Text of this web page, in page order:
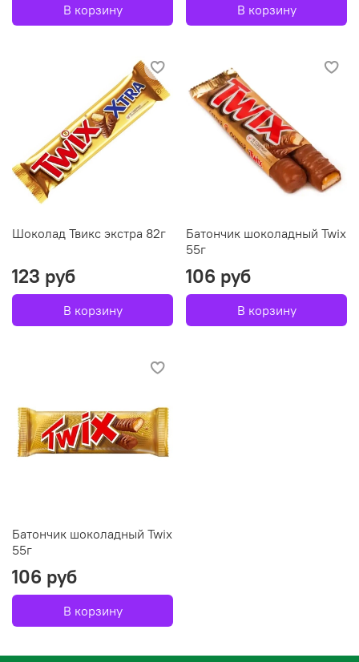
В корзину В корзину
Шоколад Твикс экстра 82г
123 руб
В корзину
Батончик шоколадный Twix
55г
106 руб
В корзину
Батончик шоколадный Twix
55г
106 руб
В корзину